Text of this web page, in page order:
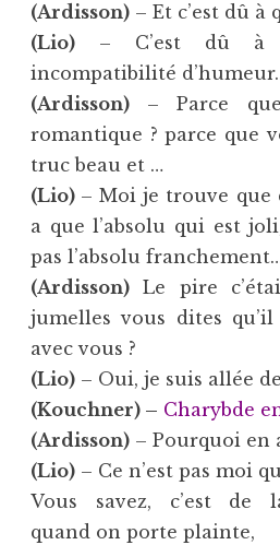
(Ardisson) – Et c’est dû à
(Lio) – C’est dû à
incompatibilité
(Ardisson) – Parce
romantique ? parce que
truc beau et …
(Lio) – Moi je trouve que
a que l’absolu qui est
pas l’absolu
(Ardisson) Le pire
jumelles vous dites
avec vous ?
(Lio) – Oui, je suis allée
(Kouchner) – Charybde
(Ardisson) – Pourquoi en
(Lio) – Ce n’est pas moi
Vous savez, c’est de
quand on porte plainte,